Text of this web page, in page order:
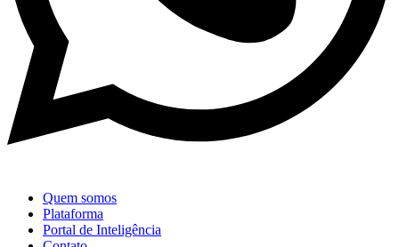
Quem somos
Plataforma
Portal de Inteligência